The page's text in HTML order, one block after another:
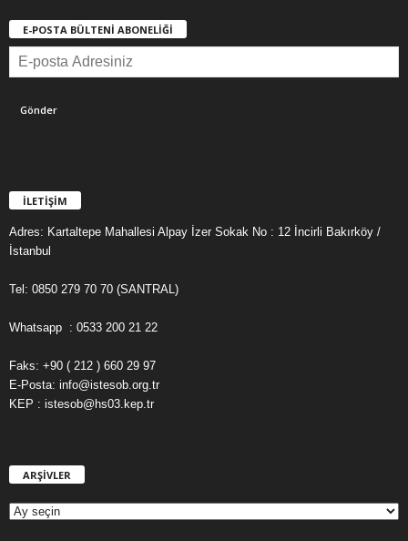
E-POSTA BÜLTENİ ABONELİĞİ
İLETİŞİM
Adres: Kartaltepe Mahallesi Alpay İzer Sokak No : 12 İncirli Bakırköy /
İstanbul
Tel: 0850 279 70 70 (SANTRAL)
Whatsapp : 0533 200 21 22
Faks: +90 ( 212 ) 660 29 97
E-Posta: info@istesob.org.tr
KEP : istesob@hs03.kep.tr
ARŞİVLER